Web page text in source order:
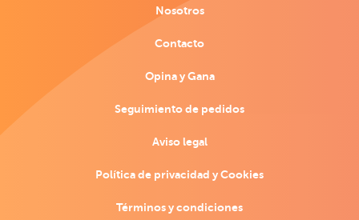
Nosotros
Contacto
Opina y Gana
Seguimiento de pedidos
Aviso legal
Política de privacidad y Cookies
Términos y condiciones